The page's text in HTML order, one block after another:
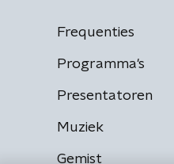
Frequenties
Programma's
Presentatoren
Muziek
Gemist